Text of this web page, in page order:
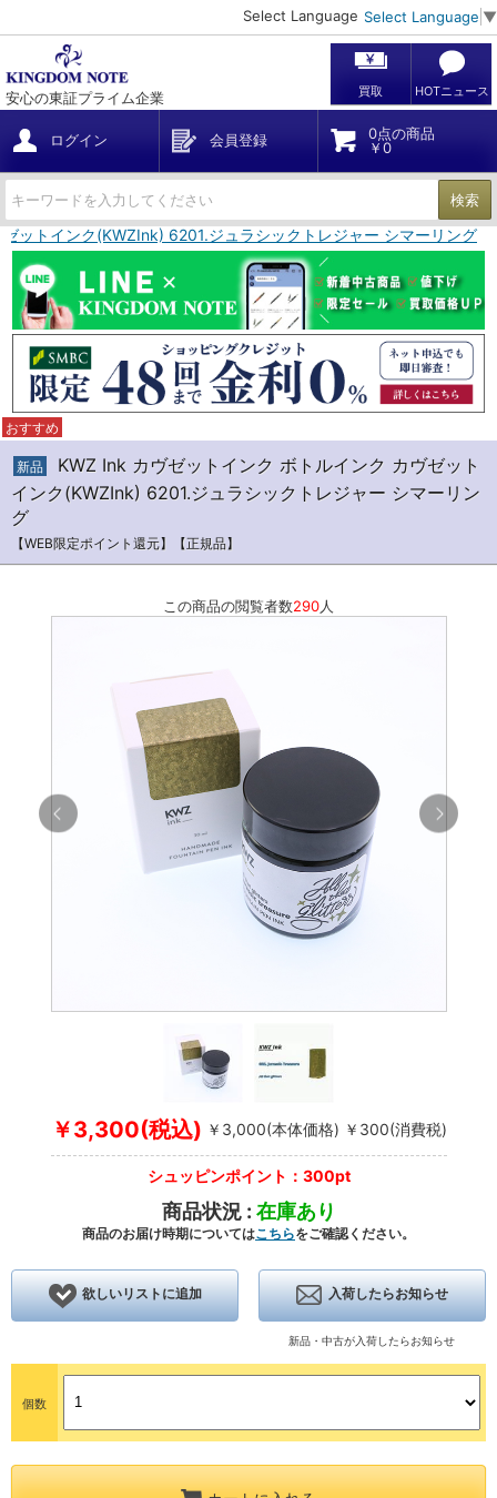
Select Language Select Language ▼
安心の東証プライム企業 買取 HOTニュース
ログイン 会員登録
0点の商品
￥0
検索
ットインク(KWZInk) 6201.ジュラシックトレジャー シマーリング
おすすめ
新品
KWZ Ink カヴゼットインク ボトルインク カヴゼット
インク(KWZInk) 6201.ジュラシックトレジャー シマーリン
グ
【WEB限定ポイント還元】【正規品】
この商品の閲覧者数290人
￥3,300(税込) ￥3,000(本体価格) ￥300(消費税)
シュッピンポイント：300pt
商品状況 : 在庫あり
商品のお届け時期についてはこちらをご確認ください。
欲しいリストに追加 入荷したらお知らせ
新品・中古が入荷したらお知らせ
個数